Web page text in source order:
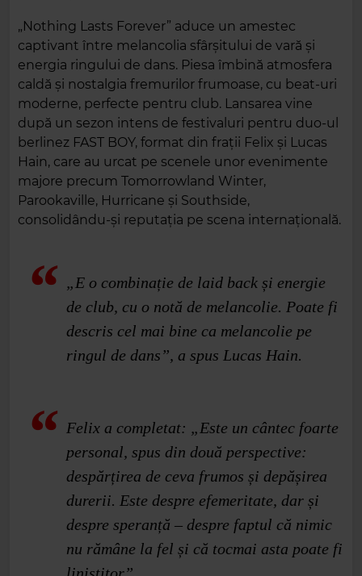
„Nothing Lasts Forever” aduce un amestec
captivant între melancolia sfârșitului de vară și
energia ringului de dans. Piesa îmbină atmosfera
caldă și nostalgia fremurilor frumoase, cu beat-uri
moderne, perfecte pentru club. Lansarea vine
după un sezon intens de festivaluri pentru duo-ul
berlinez FAST BOY, format din frații Felix și Lucas
Hain, care au urcat pe scenele unor evenimente
majore precum Tomorrowland Winter,
Parookaville, Hurricane și Southside,
consolidându-și reputația pe scena internațională.
„E o combinație de laid back și energie
de club, cu o notă de melancolie. Poate fi
descris cel mai bine ca melancolie pe
ringul de dans”, a spus Lucas Hain.
Felix a completat: „Este un cântec foarte
personal, spus din două perspective:
despărțirea de ceva frumos și depășirea
durerii. Este despre efemeritate, dar și
despre speranță – despre faptul că nimic
nu rămâne la fel și că tocmai asta poate fi